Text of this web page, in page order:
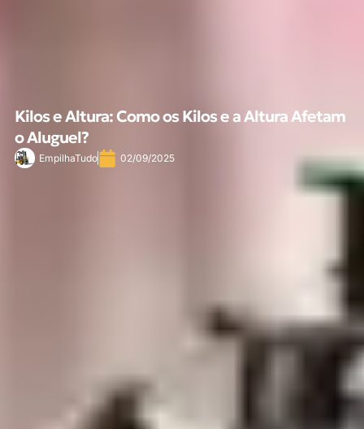
Kilos e Altura: Como os Kilos e a Altura Afetam
o Aluguel?
EmpilhaTudo 02/09/2025